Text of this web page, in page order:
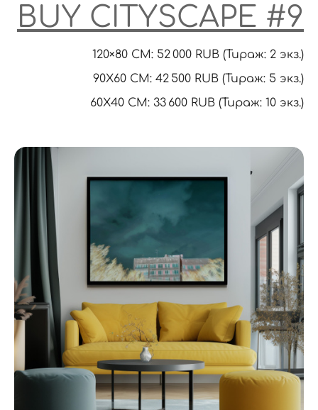
BUY CITYSCAPE #9
120×80 CM: 52 000 RUB (Тираж: 2 экз.)
90X60 CM: 42 500 RUB (Тираж: 5 экз.)
60Х40 СМ: 33 600 RUB (Тираж: 10 экз.)